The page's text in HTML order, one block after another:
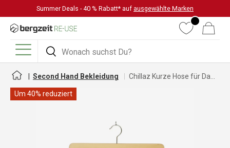
DIREKT ZUM INHALT
Summer Deals - 40 % Rabatt* auf ausgewählte Marken
Suchen
Suchen
WunschlisteWarenkorb
Menü
Second Hand Bekleidung
Um 40% reduziert